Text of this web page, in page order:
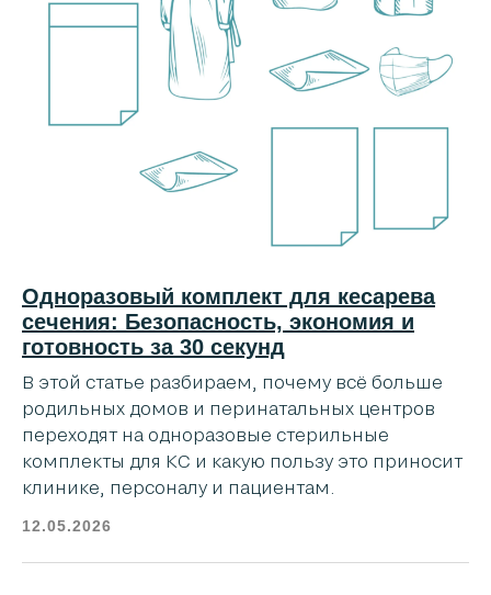
Одноразовый комплект для кесарева
сечения: Безопасность, экономия и
готовность за 30 секунд
В этой статье разбираем, почему всё больше
родильных домов и перинатальных центров
переходят на одноразовые стерильные
комплекты для КС и какую пользу это приносит
клинике, персоналу и пациентам.
12.05.2026